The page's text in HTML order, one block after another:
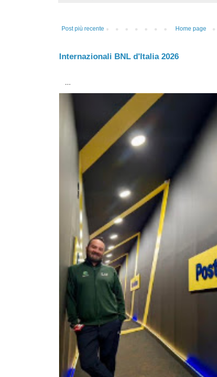
Post più recente Home page
Internazionali BNL d'Italia 2026
...